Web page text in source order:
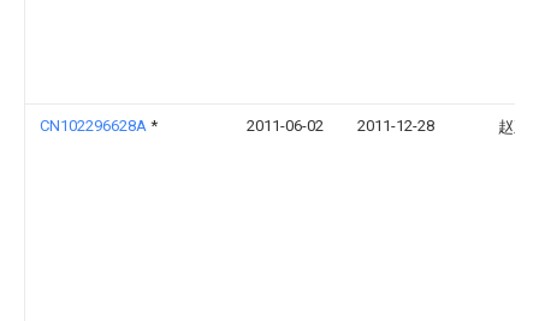
CN102296628A * 2011-06-02 2011-12-28 赵正